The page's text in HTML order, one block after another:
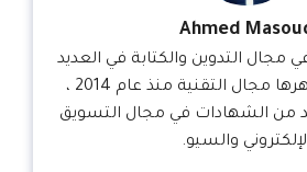
Ahmed
مجال التدوين والكتابة في العديد
من المجالات أشهرها مجال التقنية منذ عام 2014 ،
من الشهادات في مجال التسويق
والسيو.